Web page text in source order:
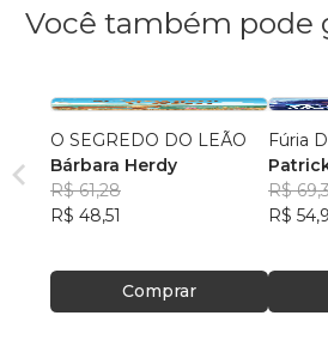
Você também pode
O SEGREDO DO LEÃO
Bárbara Herdy
R$ 61,28
R$ 48,51
Comprar
Fúria
R$
R$